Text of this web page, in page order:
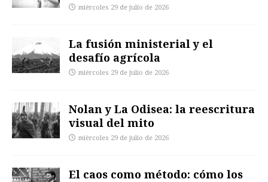
miércoles 29 de julio de 2026
La fusión ministerial y el
desafío agrícola
miércoles 29 de julio de 2026
Nolan y La Odisea: la reescritura
visual del mito
miércoles 29 de julio de 2026
El caos como método: cómo los